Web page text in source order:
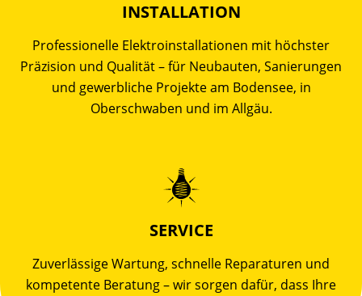
INSTALLATION
Professionelle Elektroinstallationen mit höchster
Präzision und Qualität – für Neubauten, Sanierungen
und gewerbliche Projekte am Bodensee, in
Oberschwaben und im Allgäu.
SERVICE
Zuverlässige Wartung, schnelle Reparaturen und
kompetente Beratung – wir sorgen dafür, dass Ihre